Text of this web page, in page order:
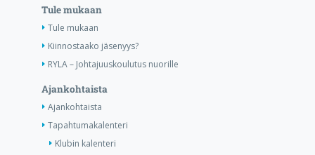
Tule mukaan
Tule mukaan
Kiinnostaako jäsenyys?
RYLA – Johtajuuskoulutus nuorille
Ajankohtaista
Ajankohtaista
Tapahtumakalenteri
Klubin kalenteri